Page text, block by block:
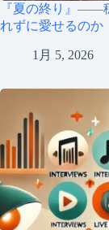
『夏の終り』――
れずに愛せるのか
1月 5, 2026